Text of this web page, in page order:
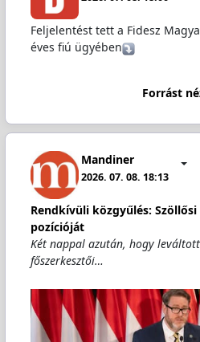
Feljelentést tett a Fidesz
éves fiú ügyében
Forrást
Mandiner
2026. 07. 08. 18:13
Rendkívüli közgyűlés:
pozícióját
Két nappal azután, hogy
főszerkesztői…